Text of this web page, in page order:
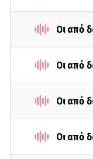
Οι από
Οι από
Οι από
Οι από